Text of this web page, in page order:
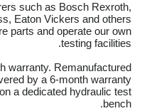
such as Bosch Rexroth,
Eaton Vickers and others.
parts and operate our own
testing facilities.
warranty. Remanufactured
by a 6-month warranty.
a dedicated hydraulic test
bench.